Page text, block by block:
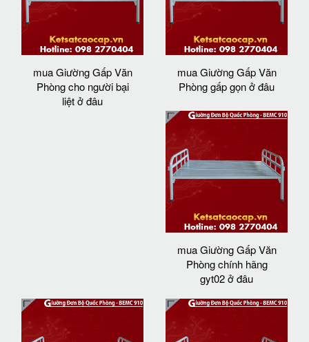
mua Giường Gấp Văn
Phòng cho người bại
liệt ở đâu
mua Giường Gấp Văn
Phòng gấp gọn ở đâu
mua Giường Gấp Văn
Phòng chính hãng
gyt02 ở đâu